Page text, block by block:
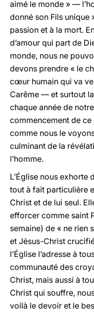
aimé le monde » —
donné son Fils unique
passion et à la mort.
d’amour qui part de
monde, nous ne
devons prendre « le
cœur humain qui va
Carême — et surtout
chaque année de
commencement de ce
comme nous le
culminant de la
l’homme.
L’Église nous exhorte
tout à fait particulière
Christ et de lui seul.
efforcer comme saint
semaine) de « ne rien
et Jésus-Christ
l’Église l’adresse à
communauté des
Christ, mais aussi à
Christ qui souffre,
voilà le devoir et le